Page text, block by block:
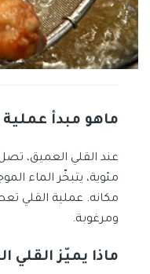
ماهو مبدأ
مئوية، يتبخّر الماء
مكانه. عملية القلي
ومرغوبة.
ماذا يميّز